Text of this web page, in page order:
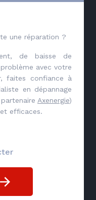
une réparation ?
de baisse de
avec votre
faites confiance à
en dépannage
Axenergie)
efficaces.